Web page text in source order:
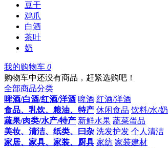
豆干
鸡爪
白酒
茶叶
奶
我的购物车 0
购物车中还没有商品，赶紧选购吧！
全部商品分类
啤酒/白酒/红酒/洋酒 啤酒 红酒/洋酒
食品、乳饮、粮油、特产 休闲食品 饮料/水/奶
蔬果/肉类/水产/特产 新鲜水果 蔬菜蛋品
美妆、清洁、纸类、曰杂 洗发护发 个人清洁
家居、家具、家装、厨具 家纺 家装建材